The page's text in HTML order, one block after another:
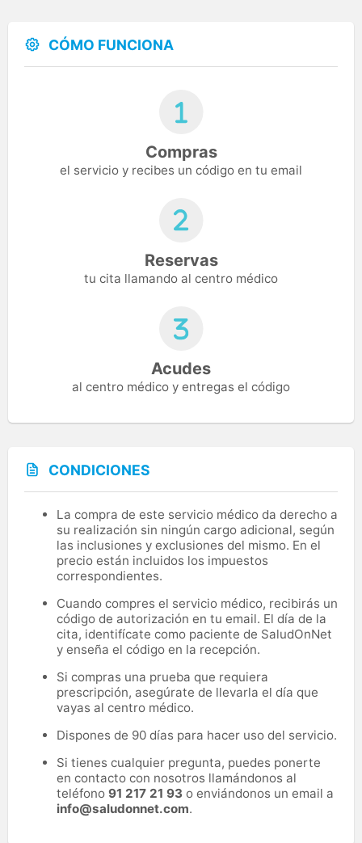
CÓMO FUNCIONA
Compras
el servicio y recibes un código en tu email
Reservas
tu cita llamando al centro médico
Acudes
al centro médico y entregas el código
CONDICIONES
La compra de este servicio médico da derecho a
su realización sin ningún cargo adicional, según
las inclusiones y exclusiones del mismo. En el
precio están incluidos los impuestos
correspondientes.
Cuando compres el servicio médico, recibirás un
código de autorización en tu email. El día de la
cita, identifícate como paciente de SaludOnNet
y enseña el código en la recepción.
Si compras una prueba que requiera
prescripción, asegúrate de llevarla el día que
vayas al centro médico.
Dispones de 90 días para hacer uso del servicio.
Si tienes cualquier pregunta, puedes ponerte
en contacto con nosotros llamándonos al
teléfono 91 217 21 93 o enviándonos un email a
info@saludonnet.com.